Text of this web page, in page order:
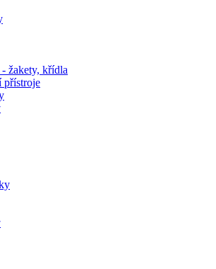
žakety, křídla
přístroje